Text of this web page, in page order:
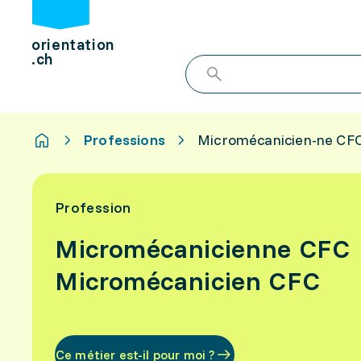
orientation
.ch
Professions Micromécanicien-ne
Profession
Micromécanicienne CFC
Micromécanicien CFC
Ce métier est-il pour moi ?